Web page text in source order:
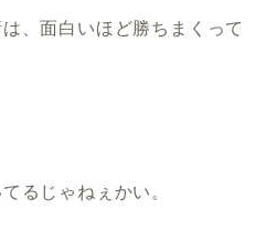
、面白いほど勝ちまくって
るじゃねぇかい。